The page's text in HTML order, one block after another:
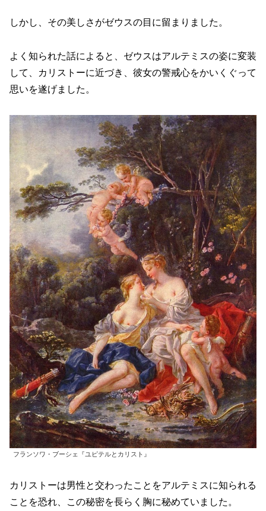
しかし、その美しさがゼウスの目に留まりました。
よく知られた話によると、ゼウスはアルテミスの姿に変装
して、カリストーに近づき、彼女の警戒心をかいくぐって
思いを遂げました。
フランソワ・ブーシェ『ユピテルとカリスト』
カリストーは男性と交わったことをアルテミスに知られる
ことを恐れ、この秘密を長らく胸に秘めていました。